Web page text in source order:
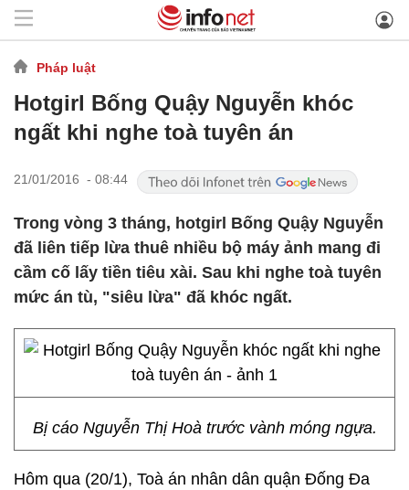
Pháp luật
Hotgirl Bống Quậy Nguyễn khóc
ngất khi nghe toà tuyên án
21/01/2016 - 08:44
Trong vòng 3 tháng, hotgirl Bống Quậy Nguyễn
đã liên tiếp lừa thuê nhiều bộ máy ảnh mang đi
cầm cố lấy tiền tiêu xài. Sau khi nghe toà tuyên
mức án tù, "siêu lừa" đã khóc ngất.
Bị cáo Nguyễn Thị Hoà trước vành móng ngựa.
Hôm qua (20/1), Toà án nhân dân quận Đống Đa